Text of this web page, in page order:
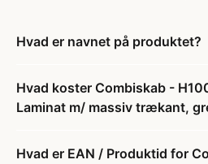
Hvad er navnet på produktet?
Hvad koster Combiskab -
Laminat m/ massiv trækant,
Hvad er EAN / Produktid for